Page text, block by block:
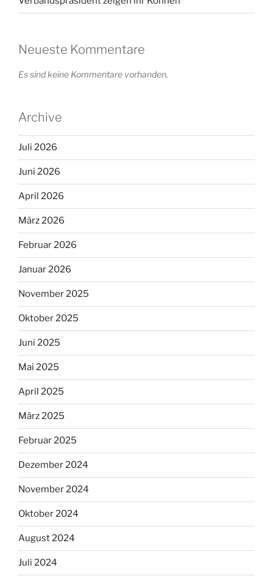
Neueste Kommentare
Es sind keine Kommentare vorhanden.
Archive
Juli 2026
Juni 2026
April 2026
März 2026
Februar 2026
Januar 2026
November 2025
Oktober 2025
Juni 2025
Mai 2025
April 2025
März 2025
Februar 2025
Dezember 2024
November 2024
Oktober 2024
August 2024
Juli 2024